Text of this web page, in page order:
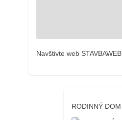
Navštivte web STAVBAWEB
RODINNÝ DOM